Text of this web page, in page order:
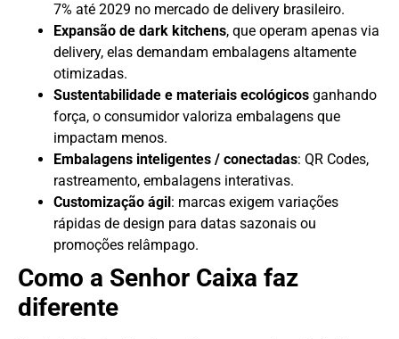
7% até 2029 no mercado de delivery brasileiro.
Expansão de dark kitchens, que operam apenas via
delivery, elas demandam embalagens altamente
otimizadas.
Sustentabilidade e materiais ecológicos ganhando
força, o consumidor valoriza embalagens que
impactam menos.
Embalagens inteligentes / conectadas: QR Codes,
rastreamento, embalagens interativas.
Customização ágil : marcas exigem variações
rápidas de design para datas sazonais ou
promoções relâmpago.
Como a Senhor Caixa faz
diferente